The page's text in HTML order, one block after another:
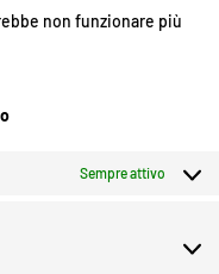
non funzionare più
Sempre attivo